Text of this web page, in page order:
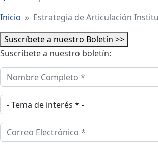
Inicio
Estrategia de Articulación
Suscríbete a nuestro Boletín >>
Suscríbete a nuestro boletín:
Nombre Completo
Tema de interes
Correo Electrónico